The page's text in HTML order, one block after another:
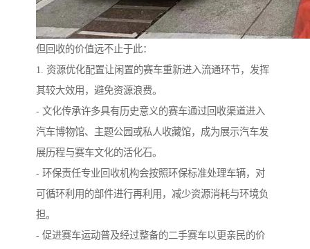
但回收的价值远不止于此：
1. 资源优化配置让闲置的赛车重新进入流通环节，发挥
其较大效用，避免资源浪费。
- 文化传承许多具有历史意义的赛车通过回收渠道进入
汽车博物馆、主题公园或私人收藏馆，成为展示汽车发
展历程与赛车文化的活化石。
- 环保责任专业回收机构会按照环保标准处理车辆，对
可循环利用的部件进行再利用，减少资源消耗与环境负
担。
- 促进赛车运动普及经过整备的二手赛车以更亲民的价